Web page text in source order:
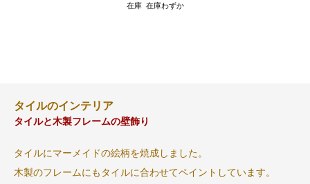
在庫 在庫わずか
タイルのインテリア
タイルと木製フレームの壁飾り
タイルにマーメイドの絵柄を焼成しました。
木製のフレームにもタイルに合わせてペイントしています。